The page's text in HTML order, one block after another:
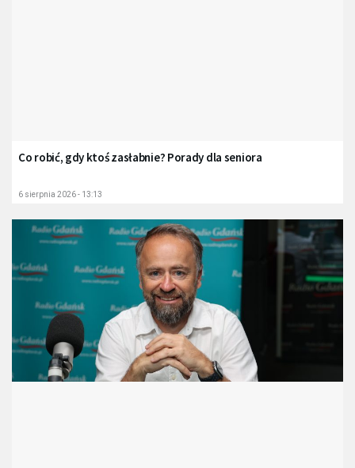
Co robić, gdy ktoś zasłabnie? Porady dla seniora
6 sierpnia 2026 - 13:13